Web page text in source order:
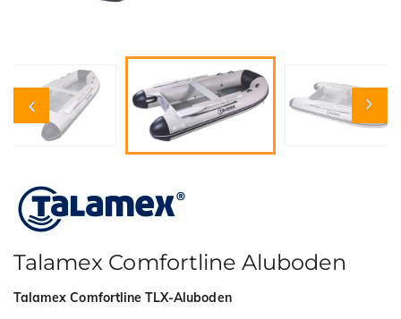
Talamex Comfortline Aluboden
Talamex Comfortline TLX-Aluboden